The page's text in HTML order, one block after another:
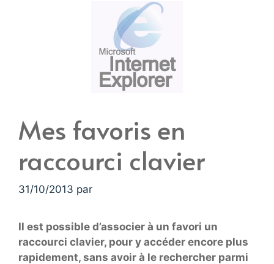
Mes favoris en
raccourci clavier
31/10/2013 par
Il est possible d’associer à un favori un
raccourci clavier, pour y accéder encore plus
rapidement, sans avoir à le rechercher parmi